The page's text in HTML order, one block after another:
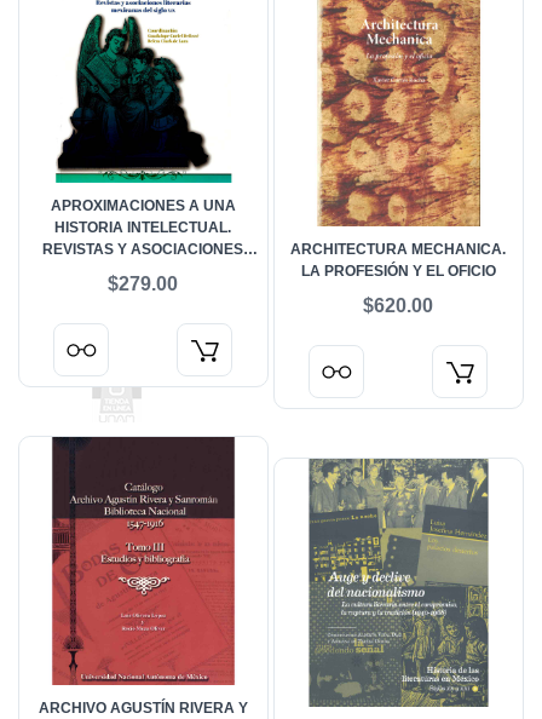
APROXIMACIONES A UNA
HISTORIA INTELECTUAL.
REVISTAS Y ASOCIACIONES
SIGLO XIX
$279.00
ARCHITECTURA MECHANICA.
LA PROFESIÓN Y EL OFICIO
$620.00
ARCHIVO AGUSTÍN RIVERA Y